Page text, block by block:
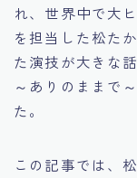
れ、世界中で大
を担当した松た
た演技が大きな
～ありのままで
た。
この記事では、